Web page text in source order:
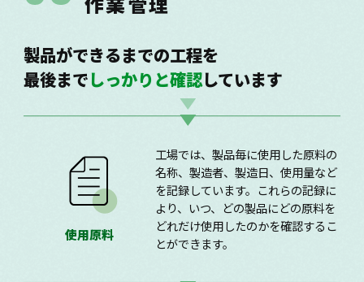
製品ができるまでの工程を
最後までしっかりと確認しています
使用原料
工場では、製品毎に使用した原料の
名称、製造者、製造日、使用量など
を記録しています。これらの記録に
より、いつ、どの製品にどの原料を
どれだけ使用したのかを確認するこ
とができます。